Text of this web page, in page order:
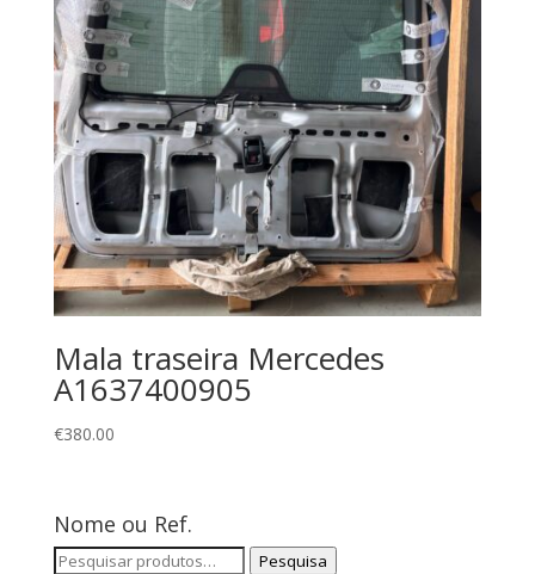
Mala traseira Mercedes
A1637400905
€380.00
Nome ou Ref.
Pesquisar
Pesquisa